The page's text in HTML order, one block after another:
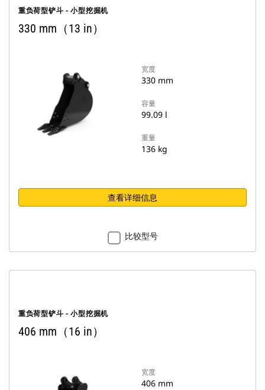
重负荷型铲斗 - 小型挖掘机
330 mm（13 in）
宽度
330 mm
容量
99.09 l
重量
136 kg
查看详细信息
比较型号
重负荷型铲斗 - 小型挖掘机
406 mm（16 in）
宽度
406 mm